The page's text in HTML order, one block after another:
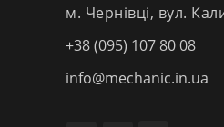
м. Чернівці, вул.
+38 (095) 107 80 08
info@mechanic.in.ua